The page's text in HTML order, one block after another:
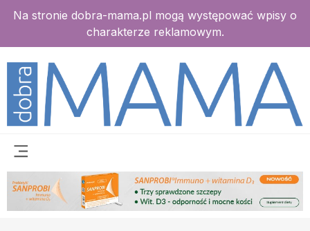
Na stronie dobra-mama.pl mogą występować wpisy o
charakterze reklamowym.